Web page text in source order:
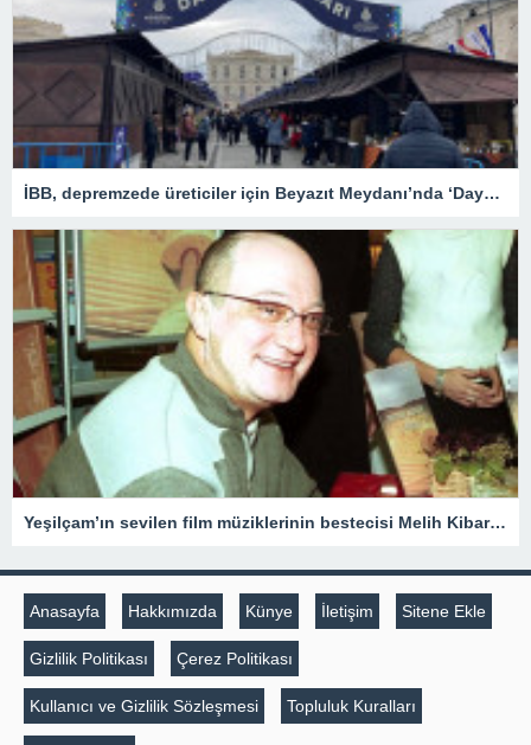
İBB, depremzede üreticiler için Beyazıt Meydanı’nda ‘Dayanışma Pazarı’ kurdu
Yeşilçam’ın sevilen film müziklerinin bestecisi Melih Kibar anılıyor
Anasayfa Hakkımızda Künye İletişim Sitene Ekle
Gizlilik Politikası Çerez Politikası
Kullanıcı ve Gizlilik Sözleşmesi Topluluk Kuralları